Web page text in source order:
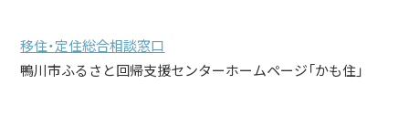
移住・定住総合相談窓口
鴨川市ふるさと回帰支援センターホームページ「かも住」